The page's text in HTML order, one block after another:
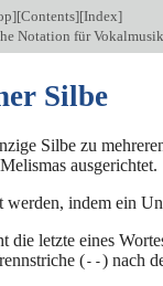
][Contents][Index]
Notation für Vokalmusik
Silbe
Silbe zu
ausgerichtet.
werden, indem ein
letzte eines
(--) nach